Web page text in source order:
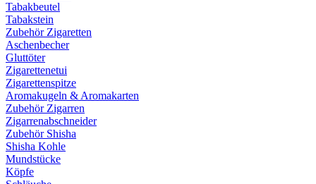
Tabakbeutel
Tabakstein
Zubehör Zigaretten
Aschenbecher
Gluttöter
Zigarettenetui
Zigarettenspitze
Aromakugeln & Aromakarten
Zubehör Zigarren
Zigarrenabschneider
Zubehör Shisha
Shisha Kohle
Mundstücke
Köpfe